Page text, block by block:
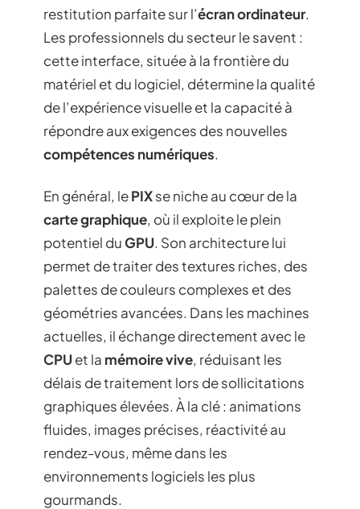
restitution parfaite sur l’écran ordinateur.
Les professionnels du secteur le savent :
cette interface, située à la frontière du
matériel et du logiciel, détermine la qualité
de l’expérience visuelle et la capacité à
répondre aux exigences des nouvelles
compétences numériques.
En général, lePIXse niche au cœur de la
carte graphique, où il exploite le plein
potentiel duGPU. Son architecture lui
permet de traiter des textures riches, des
palettes de couleurs complexes et des
géométries avancées. Dans les machines
actuelles, il échange directement avec le
CPUet la mémoire vive, réduisant les
délais de traitement lors de sollicitations
graphiques élevées. À la clé : animations
fluides, images précises, réactivité au
rendez-vous, même dans les
environnements logiciels les plus
gourmands.